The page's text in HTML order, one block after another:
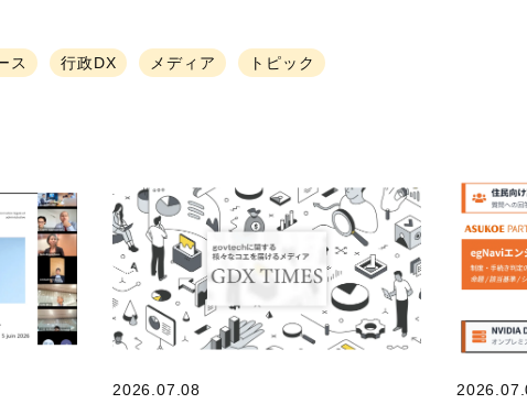
ス 行政DX メディア トピック
2026.07.08